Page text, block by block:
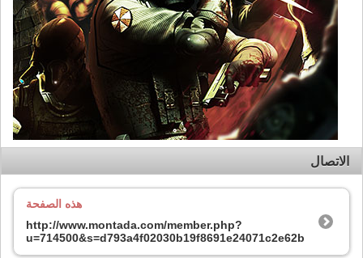
الاتصال
هذه الصفحة
http://www.montada.com/member.php?
u=714500&s=d793a4f02030b19f8691e24071c2e62b